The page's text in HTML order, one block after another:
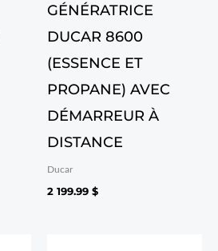
GÉNÉRATRICE
DUCAR 8600
(ESSENCE ET
PROPANE) AVEC
DÉMARREUR À
DISTANCE
Ducar
2 199.99 $